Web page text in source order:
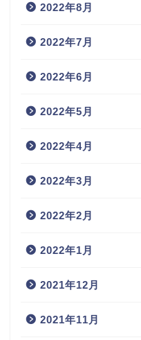
2022年8月
2022年7月
2022年6月
2022年5月
2022年4月
2022年3月
2022年2月
2022年1月
2021年12月
2021年11月